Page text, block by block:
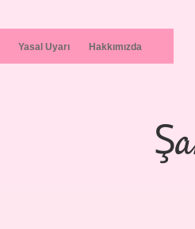
Yasal Uyarı Hakkımızda